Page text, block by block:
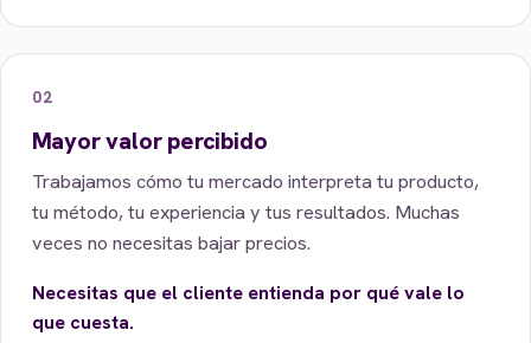
02
Mayor valor percibido
Trabajamos cómo tu mercado interpreta tu producto,
tu método, tu experiencia y tus resultados. Muchas
veces no necesitas bajar precios.
Necesitas que el cliente entienda por qué vale lo
que cuesta.